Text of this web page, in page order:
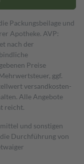
Packungsbeilage und
Apotheke. AVP:
nach der
Preise
ggf.
versand­kosten­
Alle Angebote
reicht.
und sonstigen
Durchführung von